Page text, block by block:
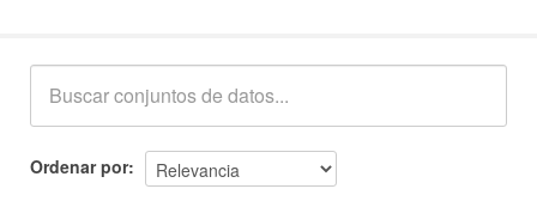
Ordenar por